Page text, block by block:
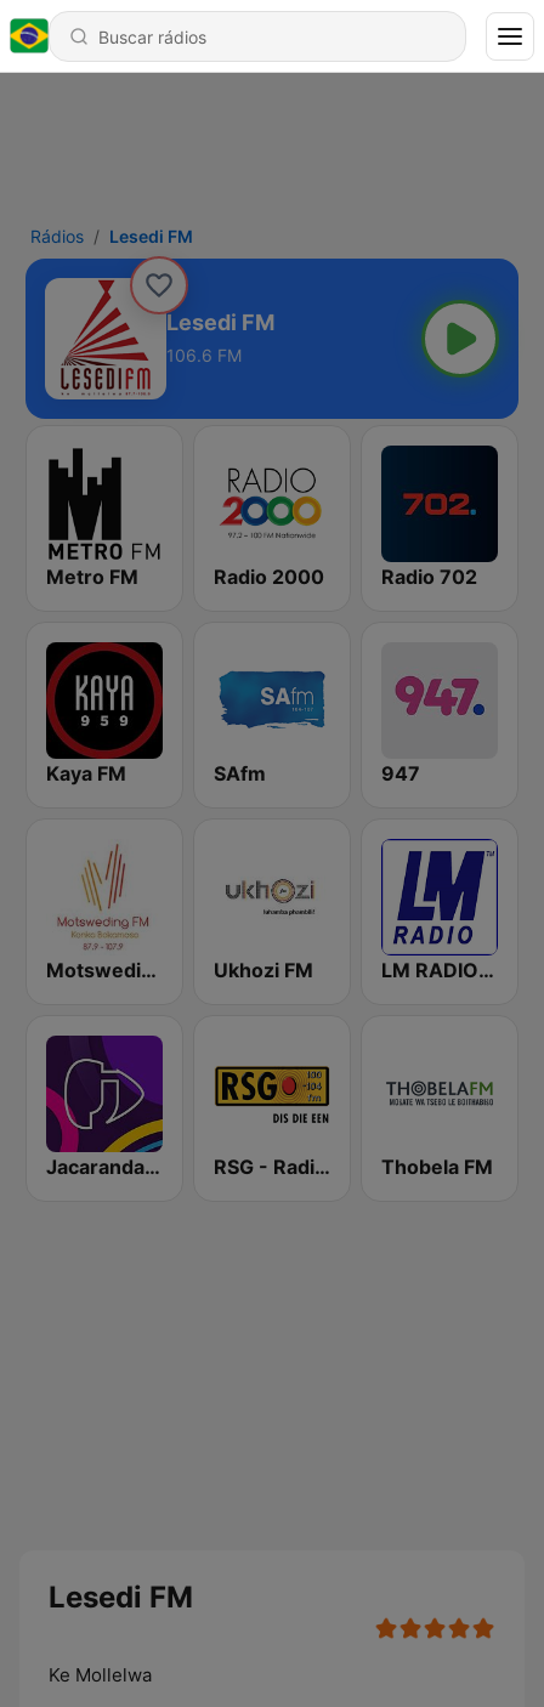
Rádios Lesedi FM
Lesedi FM
106.6 FM
Metro FM Radio 2000 Radio 702
Kaya FM SAfm 947
Motsweding FM Ukhozi FM LM RADIO - Happy Listening !!
Jacaranda FM RSG - Radio Sonder Grense Thobela FM
Lesedi FM
Ke Mollelwa